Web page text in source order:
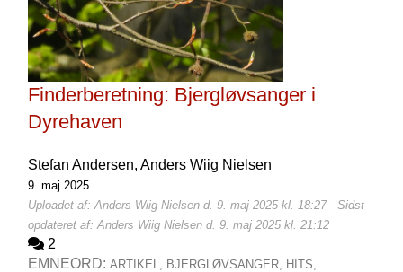
Finderberetning: Bjergløvsanger i
Dyrehaven
Stefan Andersen, Anders Wiig Nielsen
9. maj 2025
Uploadet af: Anders Wiig Nielsen d. 9. maj 2025 kl. 18:27 - Sidst
opdateret af: Anders Wiig Nielsen d. 9. maj 2025 kl. 21:12
2
EMNEORD: ARTIKEL, BJERGLØVSANGER, HITS,